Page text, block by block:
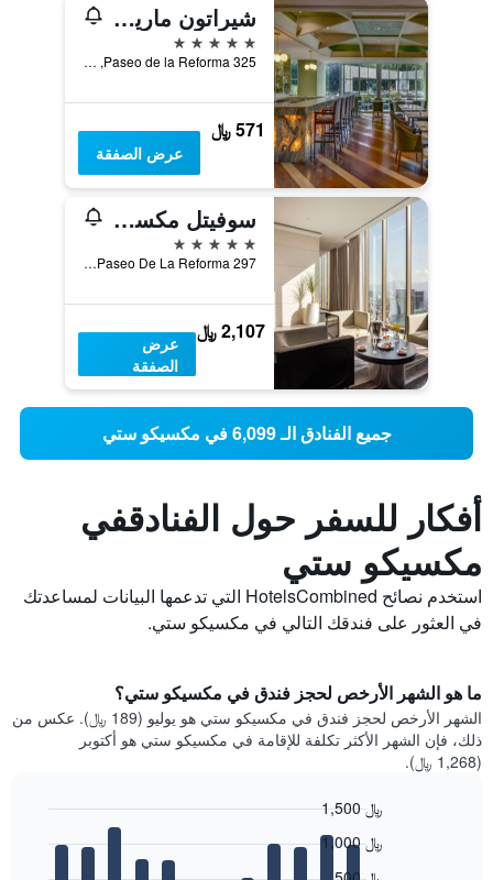
شيراتون ماريا إيزابيل مكسيكو سيتي ريفورما
5 نجوم
Paseo de la Reforma 325, مكسيكو ستي, ولاية مقاطعة مدينة مكسيكو الفيدرالية, المكسيك
571 ﷼
عرض الصفقة
سوفيتل مكسيكو سيتي ريفورما
5 نجوم
297 Avenue Paseo De La Reforma, مكسيكو ستي, ولاية مقاطعة مدينة مكسيكو الفيدرالية, المكسيك
2,107 ﷼
عرض
الصفقة
جميع الفنادق الـ 6,099 في مكسيكو ستي
أفكار للسفر حول الفنادقفي
مكسيكو ستي
استخدم نصائح HotelsCombined التي تدعمها البيانات لمساعدتك
في العثور على فندقك التالي في مكسيكو ستي.
ما هو الشهر الأرخص لحجز فندق في مكسيكو ستي؟
الشهر الأرخص لحجز فندق في مكسيكو ستي هو يوليو (189 ﷼). عكس من
ذلك، فإن الشهر الأكثر تكلفة للإقامة في مكسيكو ستي هو أكتوبر
(1,268 ﷼).
1,000 ﷼
1,500 ﷼